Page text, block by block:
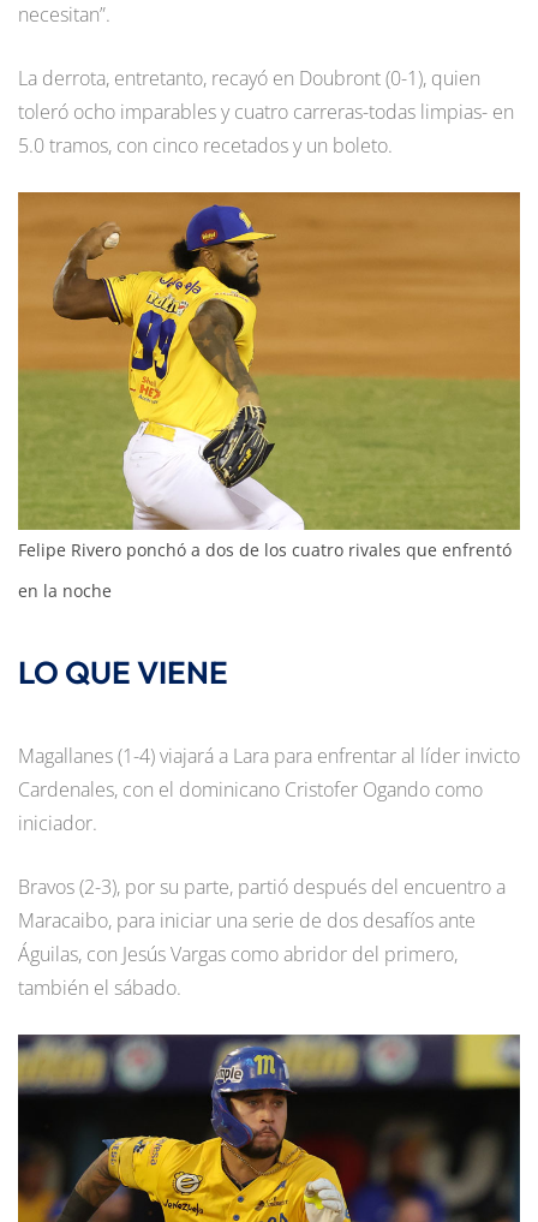
necesitan”.
La derrota, entretanto, recayó en Doubront (0-1), quien
toleró ocho imparables y cuatro carreras-todas limpias- en
5.0 tramos, con cinco recetados y un boleto.
Felipe Rivero ponchó a dos de los cuatro rivales que enfrentó
en la noche
LO QUE VIENE
Magallanes (1-4) viajará a Lara para enfrentar al líder invicto
Cardenales, con el dominicano Cristofer Ogando como
iniciador.
Bravos (2-3), por su parte, partió después del encuentro a
Maracaibo, para iniciar una serie de dos desafíos ante
Águilas, con Jesús Vargas como abridor del primero,
también el sábado.